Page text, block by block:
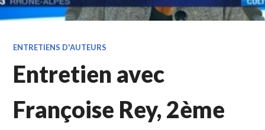
ENTRETIENS D'AUTEURS
Entretien avec
Françoise Rey, 2ème